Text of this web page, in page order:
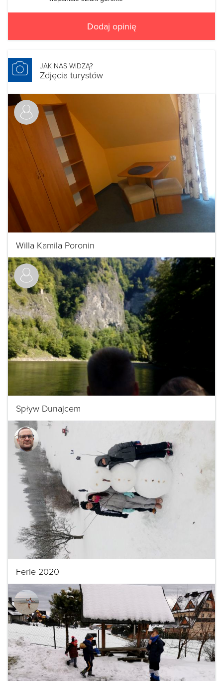
Dodaj opinię
JAK NAS WIDZĄ?
Zdjęcia turystów
Willa Kamila Poronin
Spływ Dunajcem
Ferie 2020